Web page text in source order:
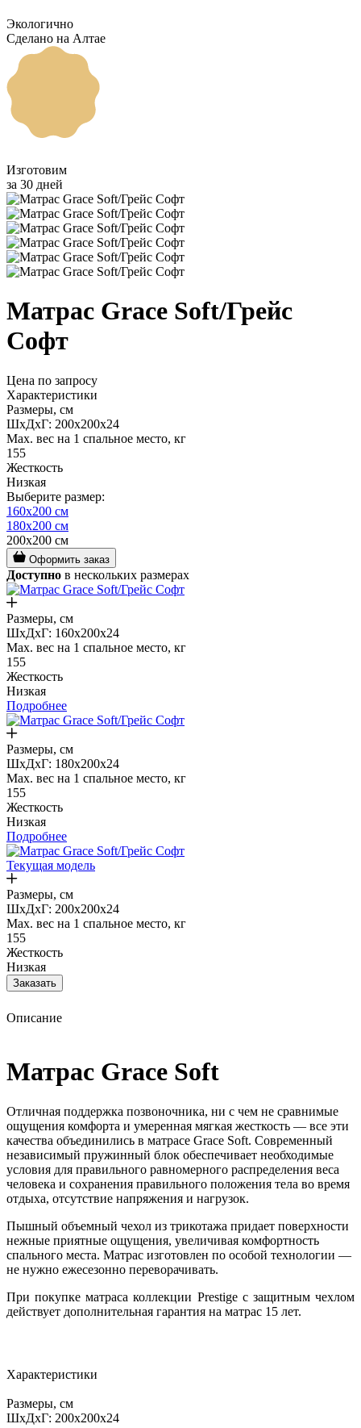
Экологично
Сделано на Алтае
Изготовим
за 30 дней
Матрас Grace Soft/Грейс
Софт
Цена по запросу
Характеристики
Размеры, см
ШxДxГ: 200x200x24
Max. вес на 1 спальное место, кг
155
Жесткость
Низкая
Выберите размер:
160x200 см
180x200 см
200x200 см
Оформить заказ
Доступно в нескольких размерах
Размеры, см
ШxДxГ: 160x200x24
Max. вес на 1 спальное место, кг
155
Жесткость
Низкая
Подробнее
Размеры, см
ШxДxГ: 180x200x24
Max. вес на 1 спальное место, кг
155
Жесткость
Низкая
Подробнее
Текущая модель
Размеры, см
ШxДxГ: 200x200x24
Max. вес на 1 спальное место, кг
155
Жесткость
Низкая
Заказать
Описание
Матрас Grace Soft
Отличная поддержка позвоночника, ни с чем не сравнимые
ощущения комфорта и умеренная мягкая жесткость — все эти
качества объединились в матрасе Grace Soft. Современный
независимый пружинный блок обеспечивает необходимые
условия для правильного равномерного распределения веса
человека и сохранения правильного положения тела во время
отдыха, отсутствие напряжения и нагрузок.
Пышный объемный чехол из трикотажа придает поверхности
нежные приятные ощущения, увеличивая комфортность
спального места. Матрас изготовлен по особой технологии —
не нужно ежесезонно переворачивать.
При покупке матраса коллекции Prestige с защитным чехлом
действует дополнительная гарантия на матрас 15 лет.
Характеристики
Размеры, см
ШxДxГ: 200x200x24